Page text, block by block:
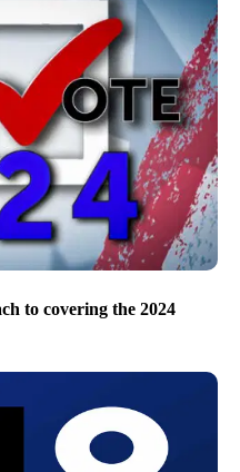
to covering the 2024